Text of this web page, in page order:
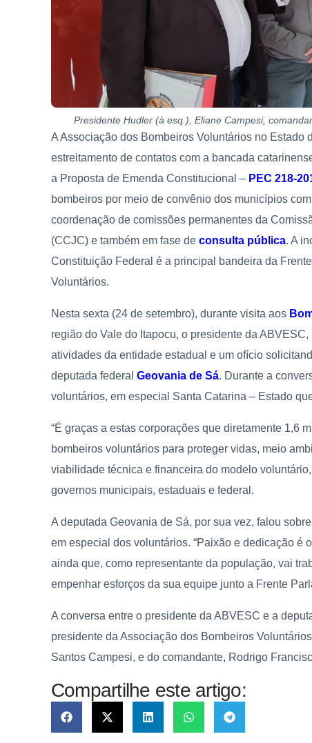
Presidente Hudler (à esq.), Eliane Campesi,
A Associação dos Bombeiros Voluntários no Estado
estreitamento de contatos com a bancada
a Proposta de Emenda Constitucional – PEC 218-
bombeiros por meio de convênio dos municípios
coordenação de comissões permanentes da
(CCJC) e também em fase de consulta pública. A
Constituição Federal é a principal bandeira da
Voluntários.
Nesta sexta (24 de setembro), durante visita aos
região do Vale do Itapocu, o presidente da
atividades da entidade estadual e um ofício
deputada federal Geovania de Sá. Durante a
voluntários, em especial Santa Catarina – Estado
“É graças a estas corporações que diretamente 1,6
bombeiros voluntários para proteger vidas, meio
viabilidade técnica e financeira do modelo
governos municipais, estaduais e federal.
A deputada Geovania de Sá, por sua vez, falou
em especial dos voluntários. “Paixão e dedicação é
ainda que, como representante da população, vai
empenhar esforços da sua equipe junto a Frente
A conversa entre o presidente da ABVESC e a
presidente da Associação dos Bombeiros
Santos Campesi, e do comandante, Rodrigo
Compartilhe este artigo: